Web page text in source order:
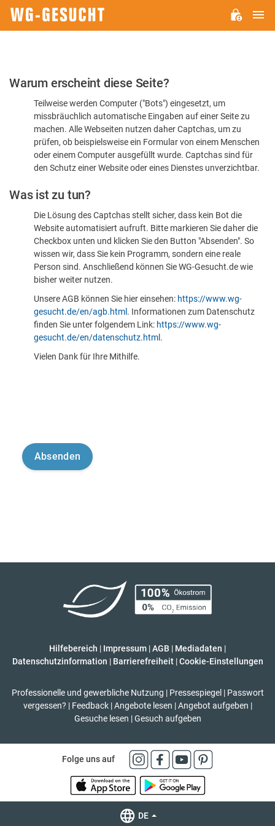
Bitte
dass
sind
Warum erscheint diese Seite?
Teilweise werden Computer ("Bots") eingesetzt, um
missbräuchlich automatische Eingaben auf einer Seite zu
machen. Alle Webseiten nutzen daher Captchas, um zu
prüfen, ob beispielsweise ein Formular von einem Menschen
oder einem Computer ausgefüllt wurde. Captchas sind für
den Schutz einer Website oder eines Dienstes unverzichtbar.
Was ist zu tun?
Die Lösung des Captchas stellt sicher, dass kein Bot die
Website automatisiert aufruft. Bitte markieren Sie daher die
Checkbox unten und klicken Sie den Button "Absenden". So
wissen wir, dass Sie kein Programm, sondern eine reale
Person sind. Anschließend können Sie WG-Gesucht.de wie
bisher weiter nutzen.
Unsere AGB können Sie hier einsehen: https://www.wg-
gesucht.de/en/agb.html . Informationen zum Datenschutz
finden Sie unter folgendem Link: https://www.wg-
gesucht.de/en/datenschutz.html .
Vielen Dank für Ihre Mithilfe.
Hilfebereich | Impressum |AGB | Mediadaten |
Datenschutzinformation | Barrierefreiheit | Cookie-Einstellungen
Professionelle und gewerbliche Nutzung | Pressespiegel | Passwort
vergessen? | Feedback | Angebote lesen | Angebot aufgeben |
Gesuche lesen | Gesuch aufgeben
Folge uns auf
DE